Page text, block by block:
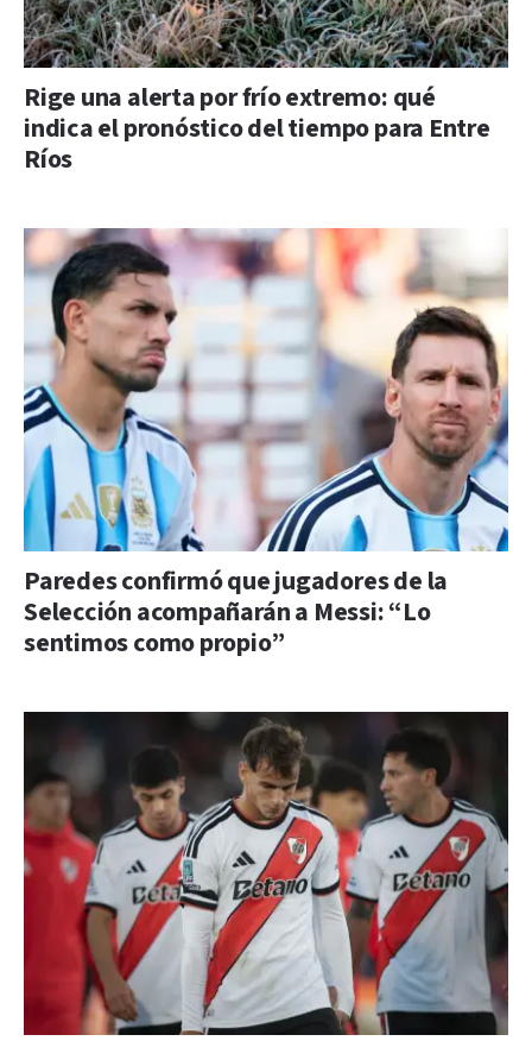
Rige una alerta por frío extremo: qué
indica el pronóstico del tiempo para Entre
Ríos
Paredes confirmó que jugadores de la
Selección acompañarán a Messi: “Lo
sentimos como propio”